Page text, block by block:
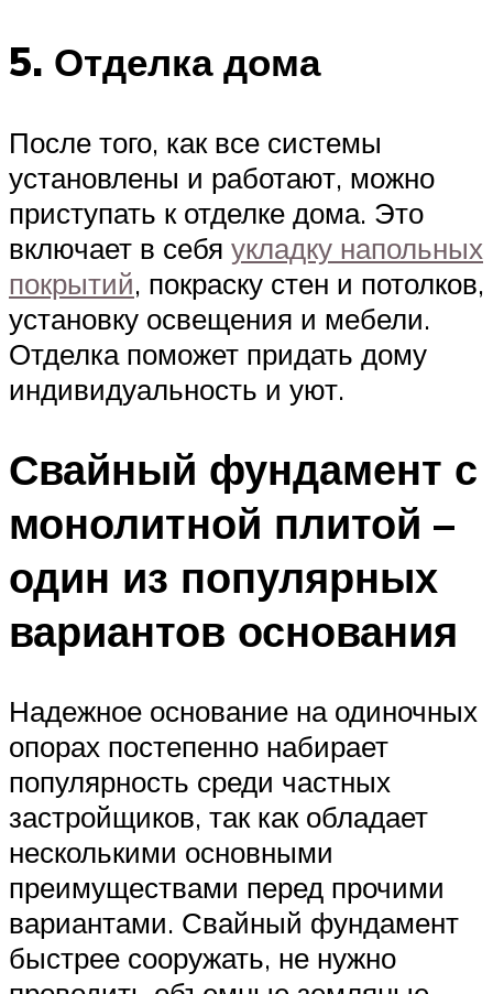
5. Отделка дома
После того, как все системы
установлены и работают, можно
приступать к отделке дома. Это
включает в себя укладку напольных
покрытий, покраску стен и потолков,
установку освещения и мебели.
Отделка поможет придать дому
индивидуальность и уют.
Свайный фундамент с
монолитной плитой –
один из популярных
вариантов основания
Надежное основание на одиночных
опорах постепенно набирает
популярность среди частных
застройщиков, так как обладает
несколькими основными
преимуществами перед прочими
вариантами. Свайный фундамент
быстрее сооружать, не нужно